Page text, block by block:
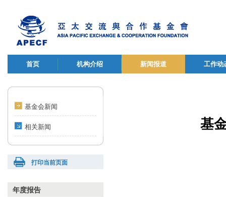
首页 机构介绍 新闻报道 工作动
基金会新闻
相关新闻
打印当前页面
年度报告
基